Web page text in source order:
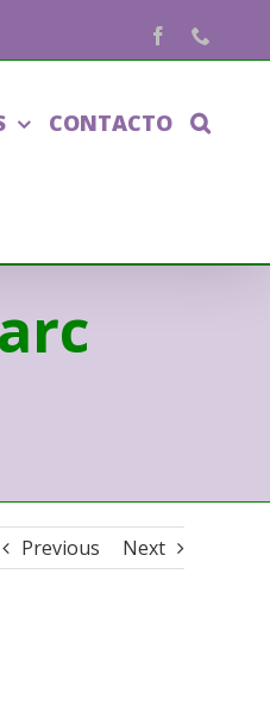
Facebook
CONTACTO
Previous Next